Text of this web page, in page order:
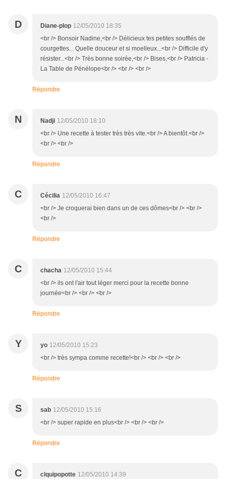
D Diane-plop 12/05/2010 18:35
<br /> Bonsoir Nadine,<br /> Délicieux tes petites soufflés de
courgettes... Quelle douceur et si moelleux...<br /> Difficile d'y
résister...<br /> Très bonne soirée,<br /> Bises,<br /> Patricia -
La Table de Pénélope<br /> <br /> <br />
Répondre
N Nadji 12/05/2010 18:10
<br /> Une recette à tester très très vite.<br /> A bientôt.<br />
<br /> <br />
Répondre
C Cécilia 12/05/2010 16:47
<br /> Je croquerai bien dans un de ces dômes<br /> <br />
<br />
Répondre
C chacha 12/05/2010 15:44
<br /> ils ont l'air tout léger merci pour la recette bonne
journée<br /> <br /> <br />
Répondre
Y yo 12/05/2010 15:23
<br /> très sympa comme recette!<br /> <br /> <br />
Répondre
S sab 12/05/2010 15:16
<br /> super rapide en plus<br /> <br /> <br />
Répondre
C clquipopotte 12/05/2010 14:39